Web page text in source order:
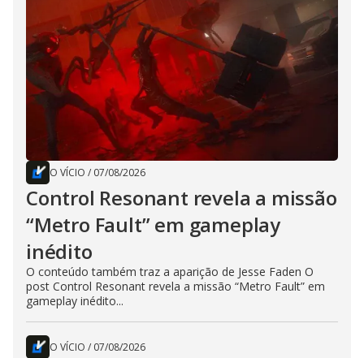
O VÍCIO / 07/08/2026
Control Resonant revela a missão
“Metro Fault” em gameplay
inédito
O conteúdo também traz a aparição de Jesse Faden O
post Control Resonant revela a missão “Metro Fault” em
gameplay inédito...
O VÍCIO / 07/08/2026